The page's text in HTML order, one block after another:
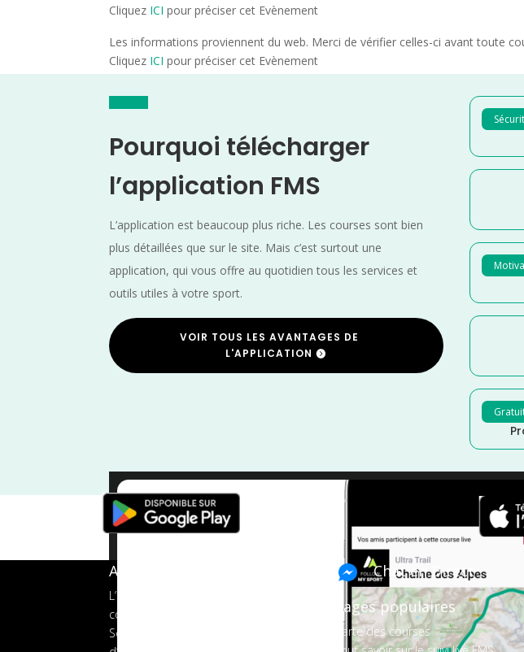
Cliquez ICI pour préciser cet Evènement
Les informations proviennent du web. Merci de vérifier celles-ci avant toute
Cliquez ICI pour préciser cet Evènement
Pourquoi télécharger
l’application FMS
L’application est beaucoup plus riche. Les courses sont bien
plus détaillées que sur le site. Mais c’est surtout une
application, qui vous offre au quotidien tous les services et
outils utiles à votre sport.
VOIR TOUS LES AVANTAGES DE
L'APPLICATION
×
France
A propos de FMS
L’application tout-en-un pour les
coureurs
Services aux organisateurs
Chat en Direct
Pages populaires
Carte des courses